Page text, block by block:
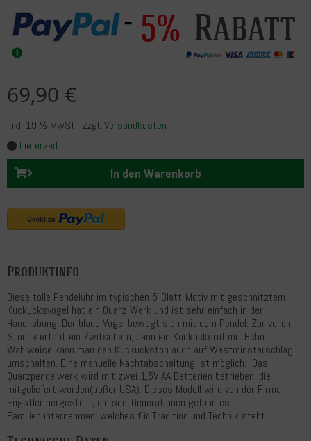
5% Rabatt
69,90 €
inkl. 19 % MwSt., zzgl. Versandkosten
Lieferzeit
In den Warenkorb
Produktinfo
Diese tolle Pendeluhr im typischen 5-Blatt-Motiv mit geschnitztem
Kuckucksvogel hat ein Quarz-Werk und ist sehr einfach in der
Handhabung. Der blaue Vogel bewegt sich mit dem Pendel. Zur vollen
Stunde ertönt ein Zwitschern, dann ein Kuckucksruf mit Echo.
Wahlweise kann man den Kuckuckston auch auf Westminsterschlag
umschalten. Eine manuelle Nachtabschaltung ist möglich. Das
Quarzpendelwerk wird mit zwei 1,5V AA Batterien betrieben, die
mitgeliefert werden(außer USA). Dieses Modell wird von der Firma
Engstler hergestellt, ein seit Generationen geführtes
Familienunternehmen, welches für Tradition und Technik steht.